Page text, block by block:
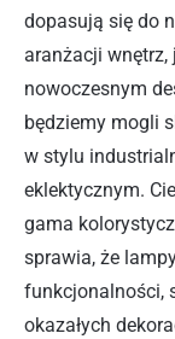
dopasują się do
aranżacji wnętrz,
nowoczesnym
będziemy mogli
w stylu
eklektycznym.
gama
sprawia, że
funkcjonalności,
okazałych